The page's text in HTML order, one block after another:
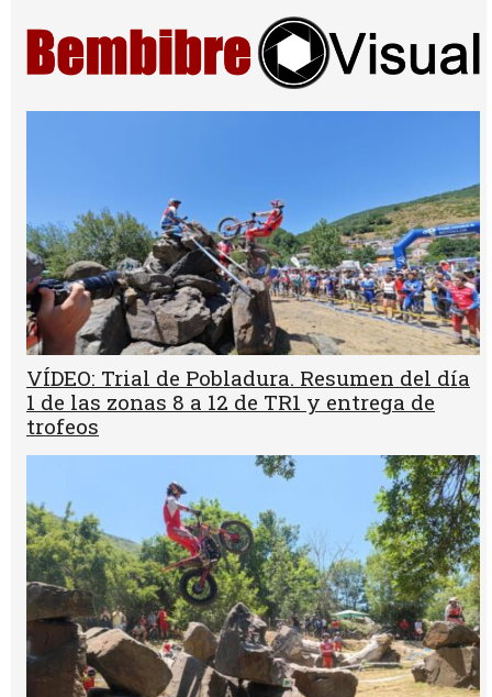
VÍDEO: Trial de Pobladura. Resumen del día
1 de las zonas 8 a 12 de TR1 y entrega de
trofeos